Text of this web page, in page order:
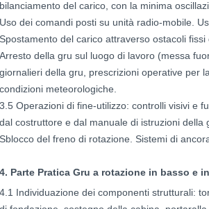
bilanciamento del carico, con la minima
Uso dei comandi posti su unità radio-mobile.
Spostamento del carico attraverso ostacoli
Arresto della gru sul luogo di lavoro (messa
giornalieri della gru, prescrizioni operative per
condizioni meteorologiche.
3.5 Operazioni di fine-utilizzo: controlli visivi e
dal costruttore e dal manuale di istruzioni
Sblocco del freno di rotazione. Sistemi di
4. Parte Pratica Gru a rotazione in basso e
4.1 Individuazione dei componenti strutturali: